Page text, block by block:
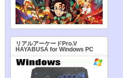
リアルアーケードPro.V
HAYABUSA for Windows PC